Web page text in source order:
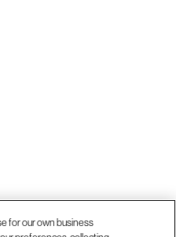
for our own business